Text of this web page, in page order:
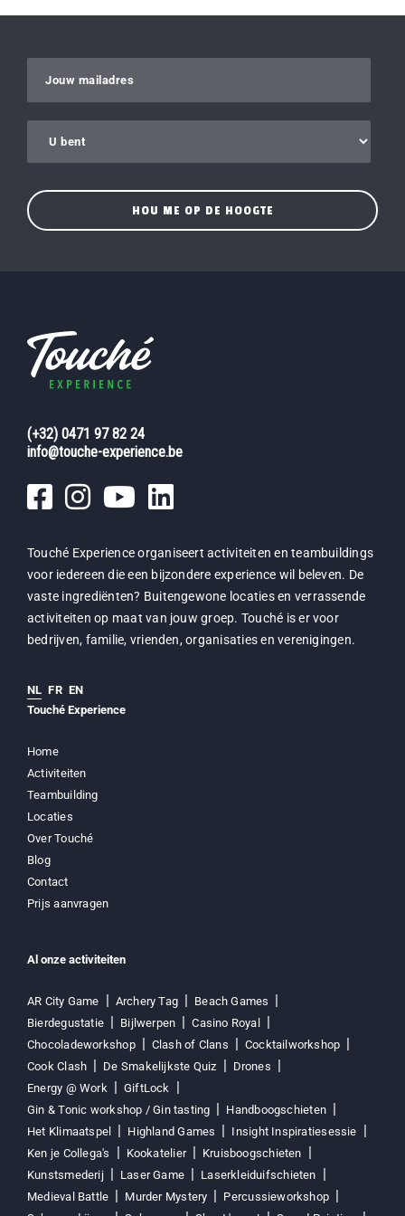
Gelieve dit veld leeg te laten.
(+32) 0471 97 82 24
info@touche-experience.be
Touché Experience organiseert activiteiten en teambuildings
voor iedereen die een bijzondere experience wil beleven. De
vaste ingrediënten? Buitengewone locaties en verrassende
activiteiten op maat van jouw groep. Touché is er voor
bedrijven, familie, vrienden, organisaties en verenigingen.
Touché Experience
Home
Activiteiten
Teambuilding
Locaties
Over Touché
Blog
Contact
Prijs aanvragen
NL FR EN
Al onze activiteiten
AR City Game Archery Tag
Beach Games
Bierdegustatie
Bijlwerpen
Casino Royal
Chocoladeworkshop
Clash of Clans
Cocktailworkshop
Cook Clash
De Smakelijkste Quiz
Drones
Energy @ Work
GiftLock
Gin & Tonic workshop / Gin tasting
Handboogschieten
Het Klimaatspel
Highland Games
Insight Inspiratiesessie
Ken je Collega's
Kookatelier
Kruisboogschieten
Kunstsmederij
Laser Game
Laserkleiduifschieten
Medieval Battle
Murder Mystery
Percussieworkshop